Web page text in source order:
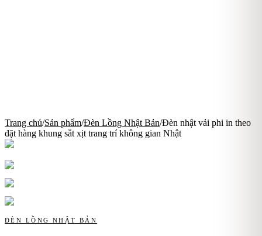
Trang chủ/Sản phẩm/Đèn Lồng Nhật Bản/Đèn nhật vải phi in theo
đặt hàng khung sắt xịt trang trí không gian Nhật
ĐÈN LỒNG NHẬT BẢN